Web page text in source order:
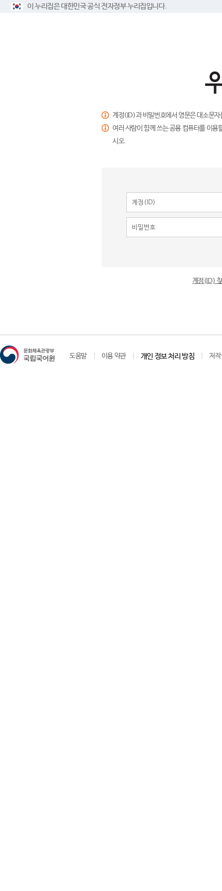
이 누리집은 대한민국 공식 전자정부 누리집입니다.
계정(ID)과 비밀번호에서 영문은 대소문
여러 사람이 함께 쓰는 공용 컴퓨터를 이
시오.
계정(ID)
도움말 이용 약관 개인 정보 처리 방침 저